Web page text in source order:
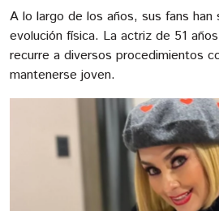
A lo largo de los años, sus fans
evolución física. La actriz de 51
recurre a diversos procedimientos
mantenerse joven.